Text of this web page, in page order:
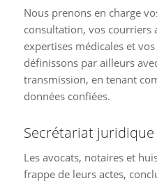
Nous prenons en charge
consultation, vos courriers
expertises médicales et
définissons par ailleurs
transmission, en tenant
données confiées.
Secrétariat juridique
Les avocats, notaires et
frappe de leurs actes,